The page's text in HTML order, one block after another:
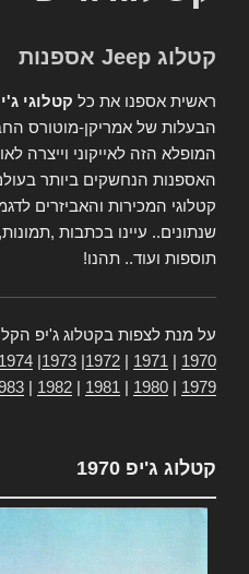
קטלוג Jeep אספנות
ראשית אספנו את כל קטלוגי
הבעלות של אמריקן-מוטורס
המופלא הזה לאייקוני וייצרה
האספנות הנחשקים ביותר
קטלוגי המכירות והאביזרים
שנתונים.. עיינו בכתבות
תוספות ועוד.. תהנו!
על מנת לצפות בקטלוג ג'יפ
1970
1971
1972
1973
1974
1979
1980
1981
1982
קטלוג ג'יפ 1970